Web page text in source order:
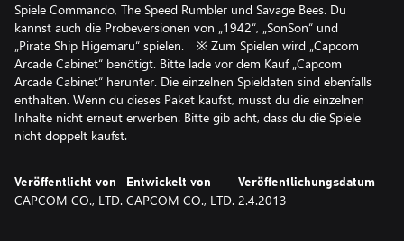
Spiele Commando, The Speed Rumbler und Savage Bees. Du
kannst auch die Probeversionen von „1942“, „SonSon“ und
„Pirate Ship Higemaru“ spielen. ※ Zum Spielen wird „Capcom
Arcade Cabinet“ benötigt. Bitte lade vor dem Kauf „Capcom
Arcade Cabinet“ herunter. Die einzelnen Spieldaten sind ebenfalls
enthalten. Wenn du dieses Paket kaufst, musst du die einzelnen
Inhalte nicht erneut erwerben. Bitte gib acht, dass du die Spiele
nicht doppelt kaufst.
Veröffentlicht von
CAPCOM CO., LTD.
Entwickelt von
CAPCOM CO., LTD.
Veröffentlichungsdatum
2.4.2013